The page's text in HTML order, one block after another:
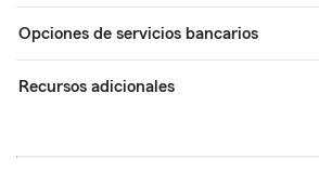
Opciones de servicios bancarios
Recursos adicionales